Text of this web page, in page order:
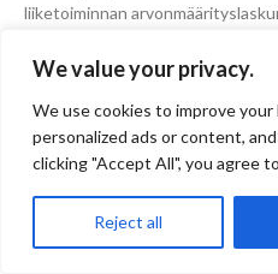
We value your privacy.
We use cookies to improve
personalized ads or content,
clicking "Accept All", you agree
Reject all
liiketoiminnan
suunniteltu helppokäyttöinen